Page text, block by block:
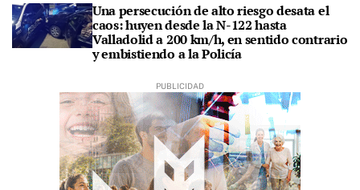
Una persecución de alto riesgo desata el
caos: huyen desde la N-122 hasta
Valladolid a 200 km/h, en sentido contrario
y embistiendo a la Policía